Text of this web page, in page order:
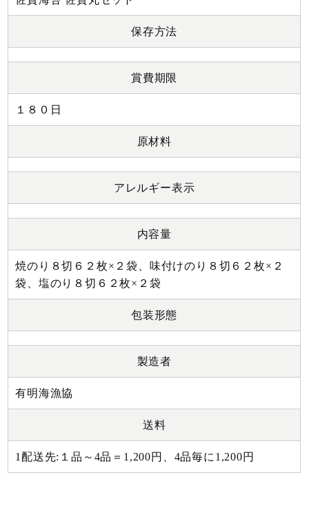
保存方法
賞費期限
１８０日
原材料
アレルギー表示
内容量
焼のり８切６２枚×２袋、味付けのり８切６２枚×２
袋、塩のり８切６２枚×２袋
包装形態
製造者
有明海漁協
送料
1配送先:１品～4品＝1,200円、4品毎に1,200円